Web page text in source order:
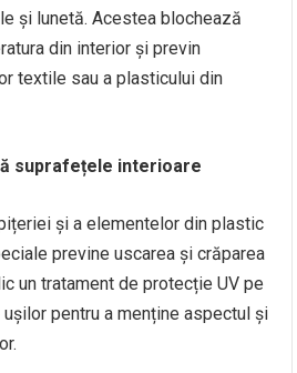
și lunetă. Acestea blochează
din interior și previn
textile sau a plasticului din
suprafețele interioare
și a elementelor din plastic
previne uscarea și crăparea
un tratament de protecție UV pe
pentru a menține aspectul și